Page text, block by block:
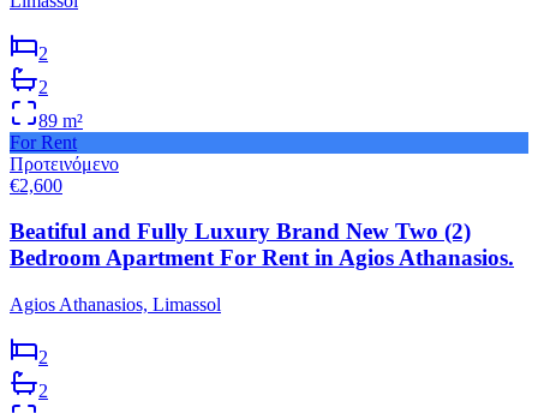
2
2
89 m²
For Rent
Προτεινόμενο
€2,600
Beatiful and Fully Luxury Brand New Two (2)
Bedroom Apartment For Rent in Agios Athanasios.
Agios Athanasios, Limassol
2
2